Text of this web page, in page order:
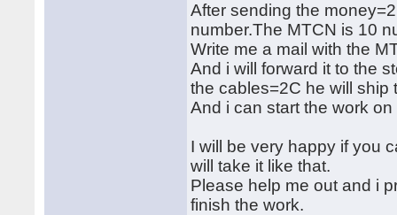
After sending the
number.The MTCN is 10
Write me a mail with the
And i will forward it to the
the cables=2C he will ship
And i can start the work on
I will be very happy if you
will take it like that.
Please help me out and i
finish the work.